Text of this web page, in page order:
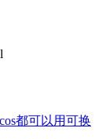
都可以用可换